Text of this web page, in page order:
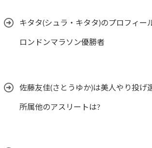
キタタ(シュラ・キタタ)のプロフィー
ロンドンマラソン優勝者
佐藤友佳(さとうゆか)は美人やり投げ
所属他のアスリートは?